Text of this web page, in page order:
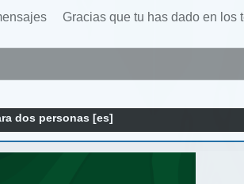
Gracias que tu has dado en los
dos personas [es]